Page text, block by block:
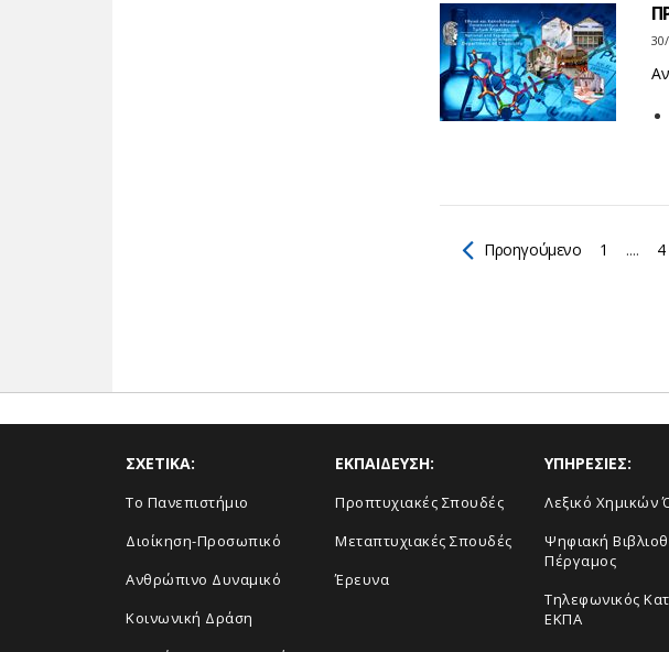
Προηγούμενο 1 .... 4
ΣΧΕΤΙΚΑ:
Το Πανεπιστήμιο
Διοίκηση-Προσωπικό
Ανθρώπινο Δυναμικό
Κοινωνική Δράση
ΕΚΠΑΙΔΕΥΣΗ:
Προπτυχιακές Σπουδές
Μεταπτυχιακές Σπουδές
Έρευνα
ΥΠΗΡΕΣΙΕΣ:
Λεξικό Χημικών
Ψηφιακή
Πέργαμος
Τηλεφωνικός
ΕΚΠΑ